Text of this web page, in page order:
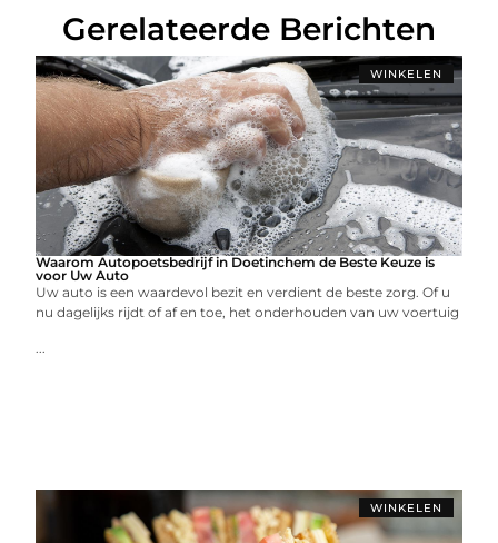
Gerelateerde Berichten
WINKELEN
Waarom Autopoetsbedrijf in Doetinchem de Beste Keuze is
voor Uw Auto
Uw auto is een waardevol bezit en verdient de beste zorg. Of u
nu dagelijks rijdt of af en toe, het onderhouden van uw voertuig
...
WINKELEN